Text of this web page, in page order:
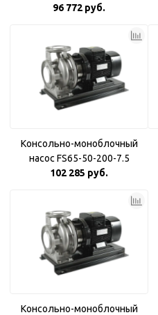
96 772 руб.
Консольно-моноблочный
насос FS65-50-200-7.5
102 285 руб.
Консольно-моноблочный